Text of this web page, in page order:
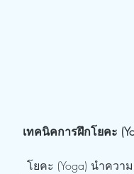
เทคนิคการฝึกโยคะ